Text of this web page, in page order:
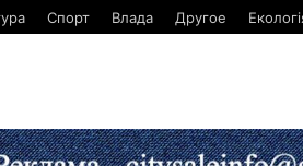
Спорт Влада Другое